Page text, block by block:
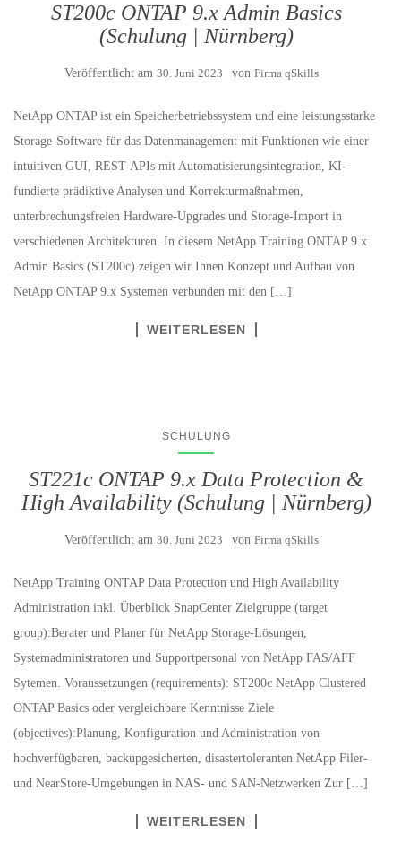
ST200c ONTAP 9.x Admin Basics
(Schulung | Nürnberg)
Veröffentlicht am 30. Juni 2023 von Firma qSkills
NetApp ONTAP ist ein Speicherbetriebssystem und eine leistungsstarke
Storage-Software für das Datenmanagement mit Funktionen wie einer
intuitiven GUI, REST-APIs mit Automatisierungsintegration, KI-
fundierte prädiktive Analysen und Korrekturmaßnahmen,
unterbrechungsfreien Hardware-Upgrades und Storage-Import in
verschiedenen Architekturen. In diesem NetApp Training ONTAP 9.x
Admin Basics (ST200c) zeigen wir Ihnen Konzept und Aufbau von
NetApp ONTAP 9.x Systemen verbunden mit den […]
WEITERLESEN
SCHULUNG
ST221c ONTAP 9.x Data Protection &
High Availability (Schulung | Nürnberg)
Veröffentlicht am 30. Juni 2023 von Firma qSkills
NetApp Training ONTAP Data Protection und High Availability
Administration inkl. Überblick SnapCenter Zielgruppe (target
group):Berater und Planer für NetApp Storage-Lösungen,
Systemadministratoren und Supportpersonal von NetApp FAS/AFF
Sytemen. Voraussetzungen (requirements): ST200c NetApp Clustered
ONTAP Basics oder vergleichbare Kenntnisse Ziele
(objectives):Planung, Konfiguration und Administration von
hochverfügbaren, backupgesicherten, disastertoleranten NetApp Filer-
und NearStore-Umgebungen in NAS- und SAN-Netzwerken Zur […]
WEITERLESEN